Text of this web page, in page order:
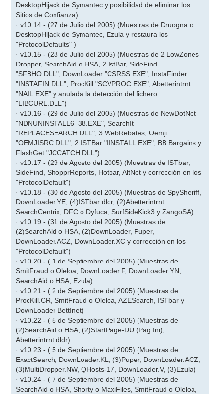
DesktopHijack de Symantec y posibilidad de eliminar los
Sitios de Confianza)
· v10.14 - (27 de Julio del 2005) (Muestras de Druogna o
DesktopHijack de Symantec, Ezula y restaura los
"ProtocolDefaults" )
· v10.15 - (28 de Julio del 2005) (Muestras de 2 LowZones
Dropper, SearchAid o HSA, 2 IstBar, SideFind
"SFBHO.DLL", DownLoader "CSRSS.EXE", InstaFinder
"INSTAFIN.DLL", ProcKill "SCVPROC.EXE", Abetterintrnt
"NAIL.EXE" y anulada la detección del fichero
"LIBCURL.DLL")
· v10.16 - (29 de Julio del 2005) (Muestras de NewDotNet
"NDNUNINSTALL6_38.EXE", SearchIt
"REPLACESEARCH.DLL", 3 WebRebates, Oemji
"OEMJISRC.DLL", 2 ISTBar "IINSTALL.EXE", BB Bargains y
FlashGet "JCCATCH.DLL")
· v10.17 - (29 de Agosto del 2005) (Muestras de ISTbar,
SideFind, ShopprReports, Hotbar, AltNet y corrección en los
"ProtocolDefault")
· v10.18 - (30 de Agosto del 2005) (Muestras de SpySheriff,
DownLoader.YE, (4)ISTbar dldr, (2)Abetterintrnt,
SearchCentrix, DFC o Dyfuca, SurfSideKick3 y ZangoSA)
· v10.19 - (31 de Agosto del 2005) (Muestras de
(2)SearchAid o HSA, (2)DownLoader, Puper,
DownLoader.ACZ, DownLoader.XC y corrección en los
"ProtocolDefault")
· v10.20 - ( 1 de Septiembre del 2005) (Muestras de
SmitFraud o Oleloa, DownLoader.F, DownLoader.YN,
SearchAid o HSA, Ezula)
· v10.21 - ( 2 de Septiembre del 2005) (Muestras de
ProcKill.CR, SmitFraud o Oleloa, AZESearch, ISTbar y
DownLoader BettInet)
· v10.22 - ( 5 de Septiembre del 2005) (Muestras de
(2)SearchAid o HSA, (2)StartPage-DU (Pag.Ini),
Abetterintrnt dldr)
· v10.23 - ( 5 de Septiembre del 2005) (Muestras de
ExactSearch, DownLoader.KL, (3)Puper, DownLoader.ACZ,
(3)MultiDropper.NW, QHosts-17, DownLoader.V, (3)Ezula)
· v10.24 - ( 7 de Septiembre del 2005) (Muestras de
SearchAid o HSA, Shorty o MaxiFiles, SmitFraud o Oleloa,